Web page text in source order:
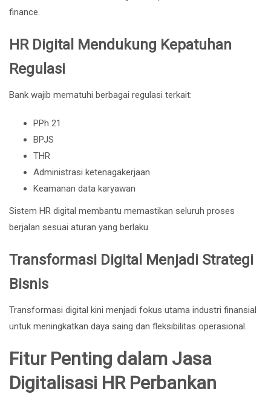
finance.
HR Digital Mendukung Kepatuhan
Regulasi
Bank wajib mematuhi berbagai regulasi terkait:
PPh 21
BPJS
THR
Administrasi ketenagakerjaan
Keamanan data karyawan
Sistem HR digital membantu memastikan seluruh proses
berjalan sesuai aturan yang berlaku.
Transformasi Digital Menjadi Strategi
Bisnis
Transformasi digital kini menjadi fokus utama industri finansial
untuk meningkatkan daya saing dan fleksibilitas operasional.
Fitur Penting dalam Jasa
Digitalisasi HR Perbankan